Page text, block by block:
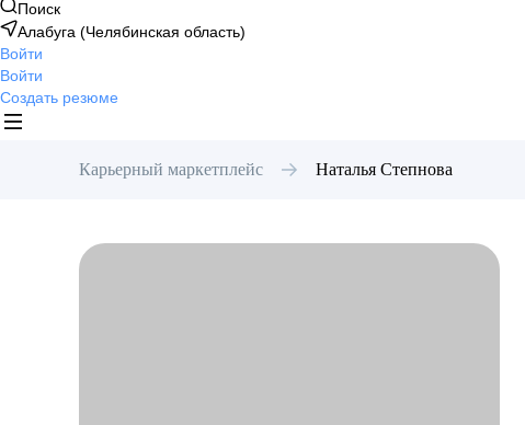
Поиск
Алабуга (Челябинская область)
Войти
Войти
Создать резюме
Карьерный маркетплейс Наталья Степнова